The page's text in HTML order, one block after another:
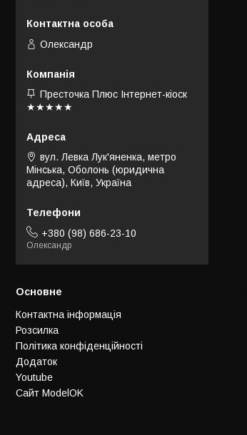
Олександр
Престочка Плюс Інтернет-кіоск
★★★★★
вул. Левка Лук'яненка, метро
Мінська, Оболонь (юридична
адреса), Київ, Україна
+380 (98) 686-23-10
Олександр
Основне
Контактна інформація
Розсилка
Політика конфіденційності
Додаток
Youtube
Сайт ModelOK